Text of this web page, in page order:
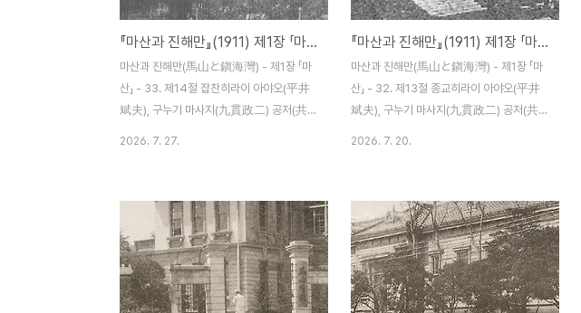
『마산과 진해만』(1911) 제1장 「마산」 - 33. 제14절 잡찬
마산과 진해만(馬山と鎭海灣) - 제1장 「마
산」 - 33. 제14절 잡찬히라이 아야오(平井
斌夫), 구누기 마사지(九貫政二) 공저(共
을 보탤 필요도 없을 것이다. 시가지 지세가
점점 올라가는 경사지라 어느 지점에 서도 해
면, 섬, 산, 꼬부라진 만, 숲, 집들이 제각각 우
아함을 띠며 한눈에 들어올 때는 저절로 감탄
하는 말이 입에서 나올 수밖에 없다. 달밤에
2026. 7. 27.
『마산과 진해만』(1911) 제1장 「마산」 - 32. 제13절 종교
마산과 진해만(馬山と鎭海灣) - 제1장 「마
산」 - 32. 제13절 종교히라이 아야오(平井
斌夫), 구누기 마사지(九貫政二) 공저(共
닿아 거의 볼 것이 없다. 유교(儒敎)는 아직
까지도 융성해 유생이나 양반을 중심으로 일
반까지 숭경(崇敬)의 마음이 깊다. 내지인의
포교 기관으로서 아래 몇 군데를 살펴보겠다.
니시혼간지(西本願寺) 출장소 이 출장소는
2026. 7. 20.